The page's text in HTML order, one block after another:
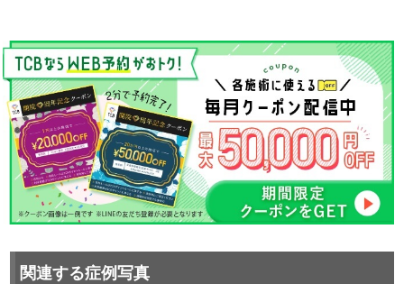
関連する症例写真